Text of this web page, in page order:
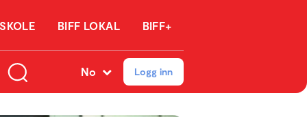
BIFF LOKAL BIFF+
No Logg inn